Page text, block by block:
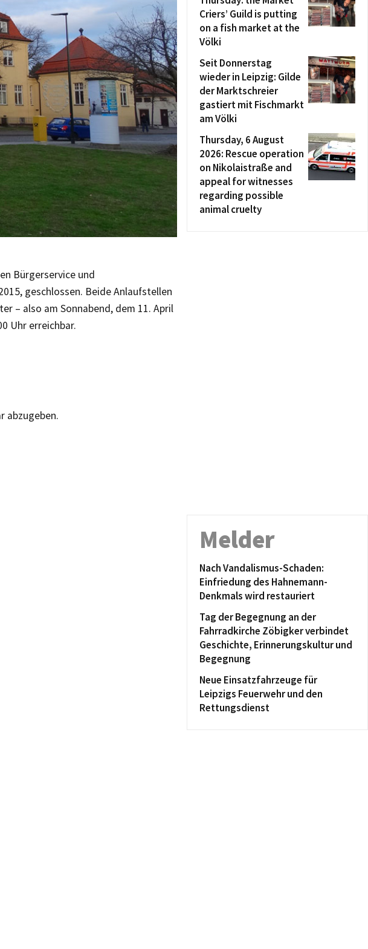
Bürgerservice und
geschlossen. Beide Anlaufstellen
– also am Sonnabend, dem 11. April
Uhr erreichbar.
abzugeben.
Criers’ Guild is putting
on a fish market at the
Völki
Seit Donnerstag
wieder in Leipzig: Gilde
der Marktschreier
gastiert mit Fischmarkt
am Völki
Thursday, 6 August
2026: Rescue operation
on Nikolaistraße and
appeal for witnesses
regarding possible
animal cruelty
Melder
Nach Vandalismus-Schaden:
Einfriedung des Hahnemann-
Denkmals wird restauriert
Tag der Begegnung an der
Fahrradkirche Zöbigker verbindet
Geschichte, Erinnerungskultur und
Begegnung
Neue Einsatzfahrzeuge für
Leipzigs Feuerwehr und den
Rettungsdienst